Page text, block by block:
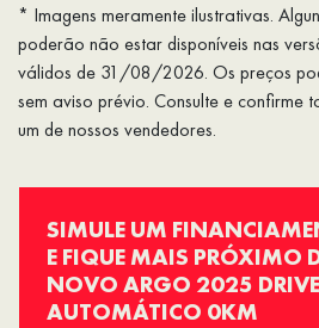
* Imagens meramente ilustrativas.
poderão não estar disponíveis nas
válidos de 31/08/2026. Os preços
sem aviso prévio. Consulte e confirme
um de nossos vendedores.
SIMULE UM
E FIQUE MAIS PRÓXIMO
NOVO ARGO 2025
AUTOMÁTICO 0KM